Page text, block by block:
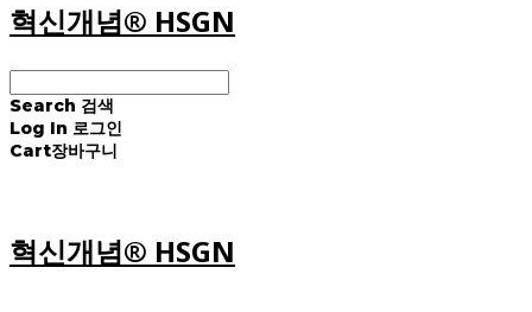
혁신개념® HSGN
Search 검색
Log In 로그인
Cart장바구니
혁신개념® HSGN